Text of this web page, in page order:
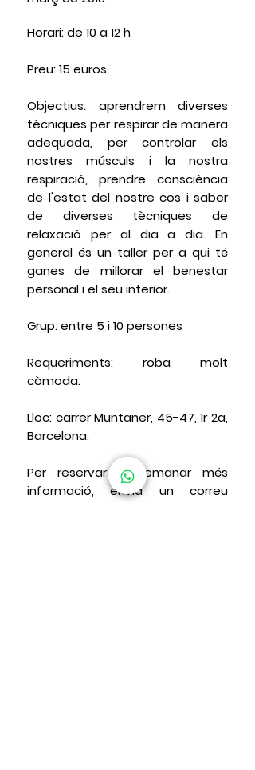
Horari:de 10 a 12 h
Preu:15 euros
Objectius: aprendrem diverses
tècniques per respirar de manera
adequada, per controlar els
nostres músculs i la nostra
respiració, prendre consciència
de l'estat del nostre cos i saber
de diverses tècniques de
relaxació per al dia a dia. En
general és un taller per a qui té
ganes de millorar el benestar
personal i el seu interior.
Grup:entre 5 i 10 persones
Requeriments: roba molt
còmoda.
Lloc: carrer Muntaner, 45-47, 1r 2a,
Barcelona.
Per reservar o demanar més
informació, envia un correu